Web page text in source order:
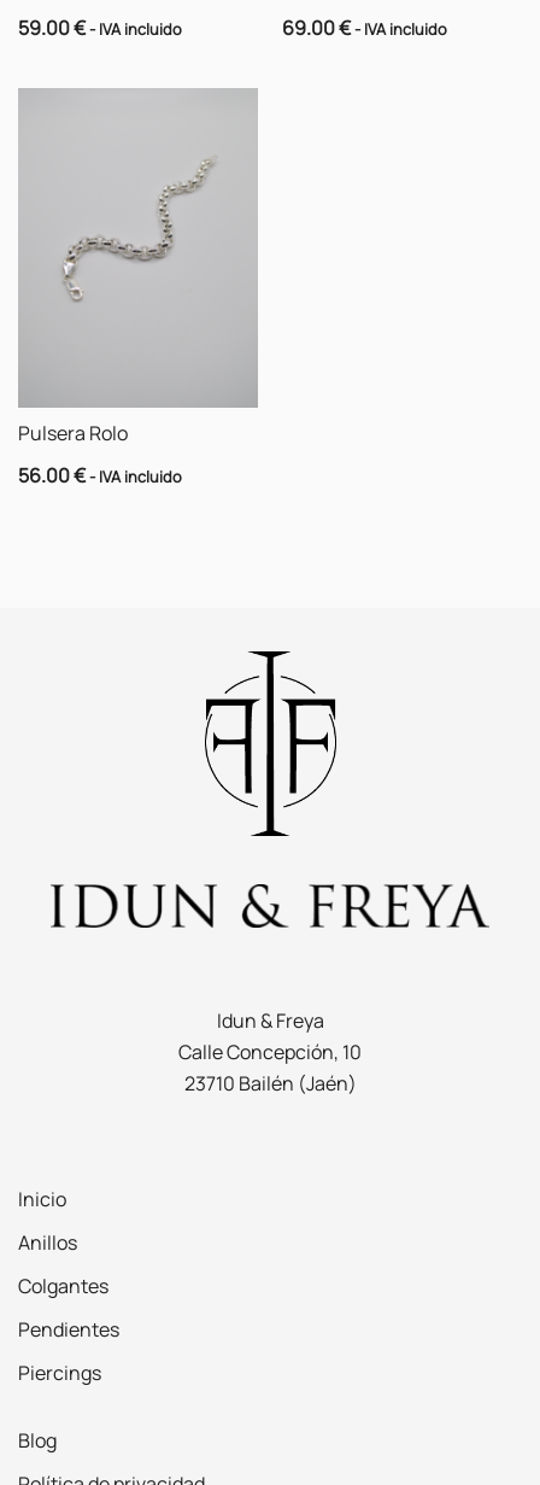
59.00€- IVA incluido
69.00€- IVA incluido
Pulsera Rolo
56.00€- IVA incluido
Idun & Freya
Calle Concepción, 10
23710 Bailén (Jaén)
Inicio
Anillos
Colgantes
Pendientes
Piercings
Blog